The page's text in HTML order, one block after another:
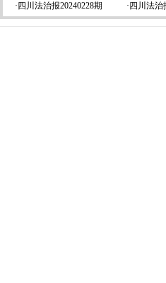
· 四川法治报20240228期 · 四川法治